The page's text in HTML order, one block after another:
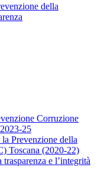
della
Corruzione
25
Prevenzione della
Toscana (2020-22)
e l’integrità